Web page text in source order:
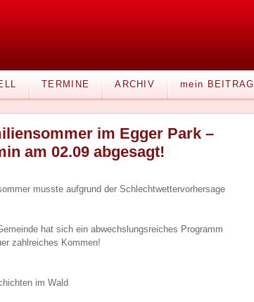
TERMINE ARCHIV mein BEITRAG
im Egger Park –
am 02.09 abgesagt!
musste aufgrund der Schlechtwettervorhersage
hat sich ein abwechslungsreiches Programm
zahlreiches Kommen!
im Wald